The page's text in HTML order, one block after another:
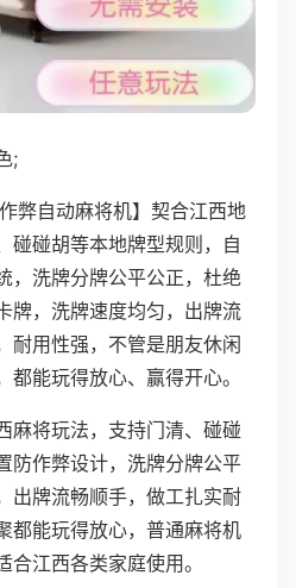
;
作弊自动麻将机】契合江西地
碰碰胡等本地牌型规则，自
，洗牌分牌公平公正，杜绝
牌，洗牌速度均匀，出牌流
耐用性强，不管是朋友休闲
能玩得放心、赢得开心。
麻将玩法，支持门清、碰碰
防作弊设计，洗牌分牌公平
出牌流畅顺手，做工扎实耐
都能玩得放心，普通麻将机
江西各类家庭使用。